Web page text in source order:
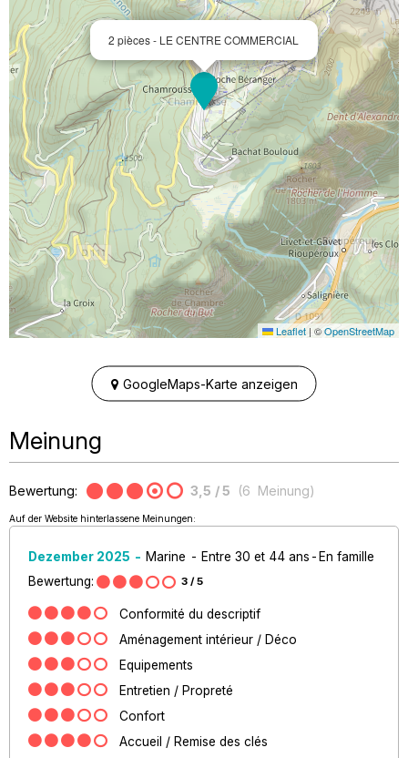
2 pièces - LE CENTRE COMMERCIAL
Leaflet | ©OpenStreetMap
GoogleMaps-Karte anzeigen
Meinung
Bewertung: 3,5 / 5 (6 Meinung)
Auf der Website hinterlassene Meinungen:
Dezember 2025 Marine Entre 30 et 44 ans
En famille
Bewertung:
3 / 5
Conformité du descriptif
Aménagement intérieur / Déco
Equipements
Entretien / Propreté
Confort
Accueil / Remise des clés